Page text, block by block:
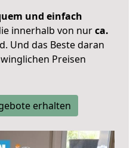
und einfach
innerhalb von nurca.
Und das Beste daran
Preisen
erhalten